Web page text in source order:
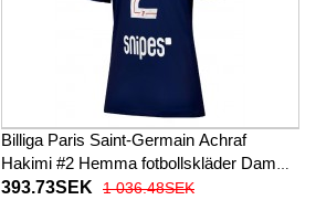
Billiga Paris Saint-Germain Achraf
Hakimi #2 Hemma fotbollskläder Dam
2025-26 Kortärmad
393.73SEK 1 036.48SEK